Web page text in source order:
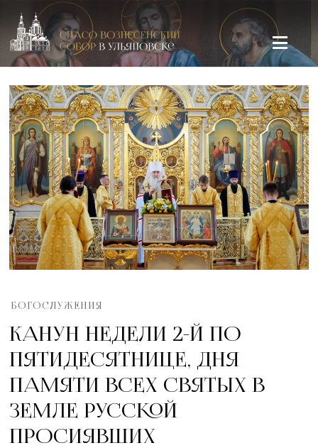
Спасо-Вознесенский кафедральный собор в Ульяновске
БОГОСЛУЖЕНИЯ
КАНУН НЕДЕЛИ 2-Й ПО
ПЯТИДЕСЯТНИЦЕ, ДНЯ
ПАМЯТИ ВСЕХ СВЯТЫХ В
ЗЕМЛЕ РУССКОЙ
ПРОСИЯВШИХ